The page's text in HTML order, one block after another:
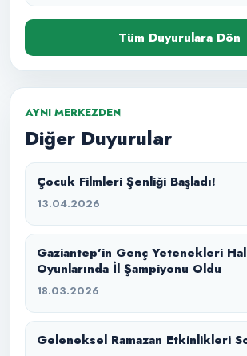
Tüm Duyurulara Dön
AYNI MERKEZDEN
Diğer Duyurular
Çocuk Filmleri Şenliği Başladı!
13.04.2026
Gaziantep’in Genç Yetenekleri
Oyunlarında İl Şampiyonu Oldu
18.03.2026
Geleneksel Ramazan Etkinlikleri